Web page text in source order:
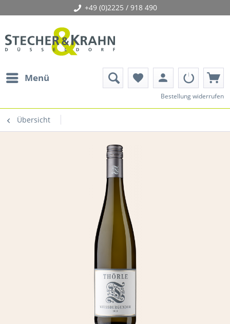
+49 (0)2225 / 918 490
Menü favorite person
Bestellung widerrufen
Übersicht